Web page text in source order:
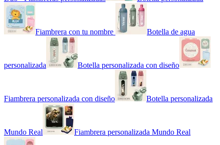
Fiambrera con tu nombre Botella de agua
personalizada Botella personalizada con diseño
Fiambrera personalizada con diseño Botella personalizada
Mundo Real Fiambrera personalizada Mundo Real